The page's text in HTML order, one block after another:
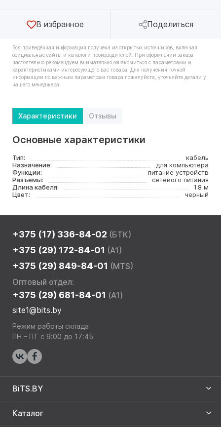
В избранное Поделиться
Вся приведённая информация получена из открытых источников, включая
официальные сайты и каталоги производителей. При оформлении заказа
настоятельно рекомендуем внимательно ознакомиться с параметрами и
характеристиками интересующего вас товара. Для получения точной
информации по важным параметрам товара пожалуйста, уточняйте детали у
нашего менеджера.
Характеристики Отзывы
Основные характеристики
Тип:
кабель
Назначение:
для компьютера
Функции:
питание устройств
Разъемы:
сетевого питания
Длина кабеля:
1.8 м
Цвет:
черный
+375 (17) 336-84-02 (БТК)
+375 (29) 172-84-01 (A1)
+375 (29) 849-84-01 (MTS)
Оптовый отдел:
+375 (29) 681-84-01 (A1)
site1@bits.by
Режим работы склада
ПН – ПТ с 9:00 до 17:45
BiTS.BY
Каталог